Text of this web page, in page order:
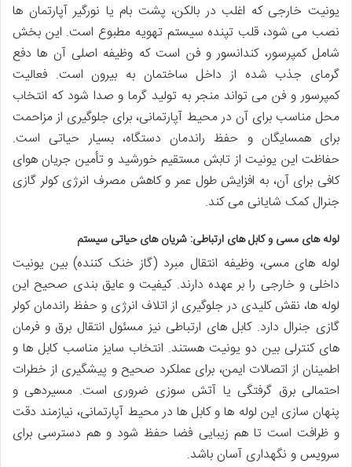
یونیت خارجی که اغلب در بالکن، پشت بام یا نورگیر آپارتمان ها
نصب می شود، قلب تپنده سیستم تهویه مطبوع است. این بخش
شامل کمپرسور، کندانسور و فن است که وظیفه اصلی آن ها دفع
گرمای جذب شده از داخل ساختمان به بیرون است. فعالیت
کمپرسور و فن می تواند منجر به تولید گرما و صدا شود که انتخاب
محل مناسب برای آن در محیط آپارتمانی، برای جلوگیری از مزاحمت
برای همسایگان و حفظ راندمان دستگاه، بسیار حیاتی است.
حفاظت این یونیت از تابش مستقیم خورشید و تأمین جریان هوای
کافی برای آن، به افزایش طول عمر و کاهش مصرف انرژی کولر گازی
جنرال کمک شایانی می کند.
لوله های مسی و کابل های ارتباطی: شریان های حیاتی سیستم
لوله های مسی، وظیفه انتقال مبرد (گاز خنک کننده) بین یونیت
داخلی و خارجی را بر عهده دارند. کیفیت و عایق بندی صحیح این
لوله ها، نقش کلیدی در جلوگیری از اتلاف انرژی و حفظ راندمان کولر
گازی جنرال دارد. کابل های ارتباطی نیز مسئول انتقال برق و فرمان
های کنترلی بین دو یونیت هستند. انتخاب سایز مناسب کابل ها و
اطمینان از اتصالات ایمن، برای عملکرد صحیح و پیشگیری از خطرات
احتمالی برق گرفتگی یا آتش سوزی ضروری است. مسیردهی و
پنهان سازی این لوله ها و کابل ها در محیط آپارتمانی، نیازمند دقت
و ظرافت است تا هم زیبایی فضا حفظ شود و هم دسترسی برای
سرویس و نگهداری آسان باشد.